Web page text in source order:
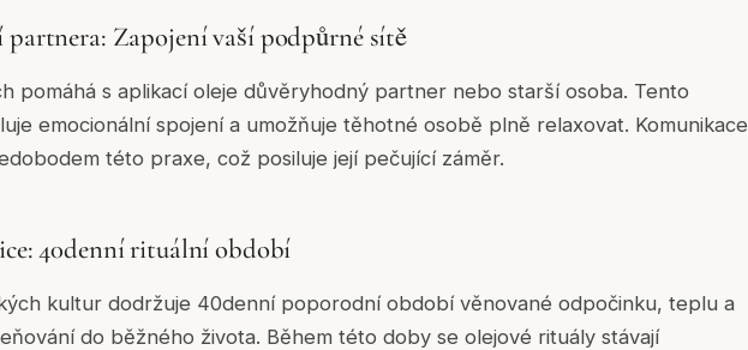
partnera: Zapojení vaší podpůrné sítě
pomáhá s aplikací oleje důvěryhodný partner nebo starší osoba. Tento
emocionální spojení a umožňuje těhotné osobě plně relaxovat. Komunikace
této praxe, což posiluje její pečující záměr.
40denní rituální období
kultur dodržuje 40denní poporodní období věnované odpočinku, teplu a
do běžného života. Během této doby se olejové rituály stávají